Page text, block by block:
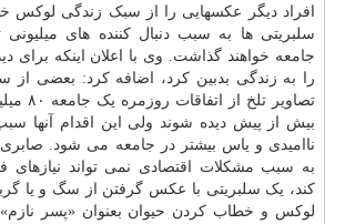
افراد دیگر عکسهایی را از سبک زندگی لوکس
سلبریتی ها به سبب دنبال کننده های میلیونی
جامعه خواهند گذاشت. وی با اعلان اینکه برای
را به زندگی بدبین کرد، اضافه کرد: بعضی از
تصاویر
بیش از پیش دیده شوند ولی این اقدام آنها
ناامیدی و یاس بیشتر در جامعه می شود.
به سبب مشکلات اقتصادی نمی تواند نیازهای
کند، یک سلبریتی با عکس گرفتن از سگ و یا
لوکس و خطاب کردن حیوان بعنوان «پسر نازم»